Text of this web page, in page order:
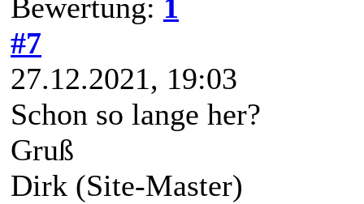
Bewertung: 1
#7
27.12.2021, 19:03
Schon so lange her?
Gruß
Dirk (Site-Master)